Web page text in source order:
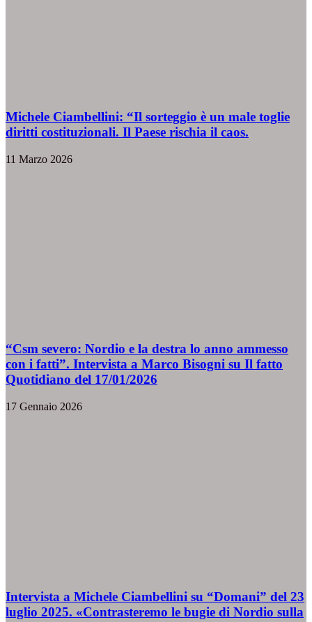
Michele Ciambellini: “Il sorteggio è un male toglie
diritti costituzionali. Il Paese rischia il caos.
11 Marzo 2026
“Csm severo: Nordio e la destra lo anno ammesso
con i fatti”. Intervista a Marco Bisogni su Il fatto
Quotidiano del 17/01/2026
17 Gennaio 2026
Intervista a Michele Ciambellini su “Domani” del 23
luglio 2025. «Contrasteremo le bugie di Nordio sulla